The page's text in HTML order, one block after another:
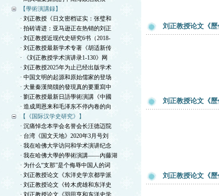
【學術演講録】
· 刘正教授《日文密档证实：张璧和
· 拍砖请进：亚马逊正在热销的刘正
· 刘正教授近现代史研究6书（2018-
· 刘正教授最新学术专著《胡适新传
· 《刘正教授学术演讲录1-130》网
· 刘正教授2025年为止已经出版学术
· 中国文明的起源和原始儒家的登场
· 大量秦漢簡牘的發現真的要重寫中
· 劉正教授最新日語學術演講《中國
· 造成周恩来和毛泽东不停内卷的向
【《国际汉学史研究》】
· 沉痛悼念本学会名誉会长汪德迈院
· 台湾《国文天地》2020年3月号刘
· 我在哈佛大学访问和学术演讲纪念
· 我在哈佛大學的學術演講——內藤湖
· 为什么“支那”是个侮辱中国人的词
· 刘正教授论文《东洋史学京都学派
· 刘正教授论文《铃木虎雄和东洋史
· 刘正教授论文《羽田亨和东洋史学
刘正教授论文《
刘正教授论文《
刘正教授论文《